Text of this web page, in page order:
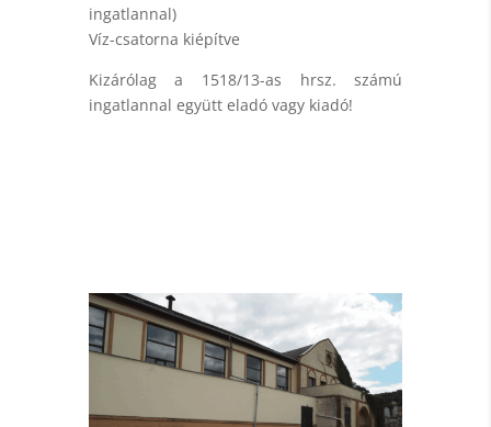
ingatlannal)
Víz-csatorna kiépítve
Kizárólag a 1518/13-as hrsz. számú
ingatlannal együtt eladó vagy kiadó!